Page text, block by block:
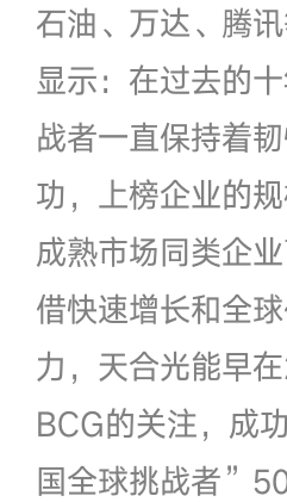
石油、万达、腾
显示：在过去的
战者一直保持着
功，上榜企业的
成熟市场同类企
借快速增长和全
力，天合光能早
BCG的关注，成
国全球挑战者”50